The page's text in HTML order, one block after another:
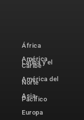
África
América
Latina y el
Caribe
América del
Norte
Asia-
Pacífico
Europa